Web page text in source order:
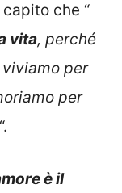
che “
vita, perché
viviamo per
per
“.
è il